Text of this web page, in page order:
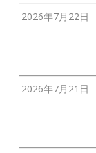
2026年7月22日
2026年7月21日